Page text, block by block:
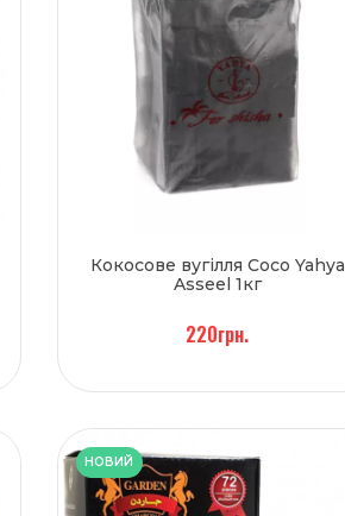
Кокосове вугілля Coco Yahya
Asseel 1кг
220грн.
НОВИЙ